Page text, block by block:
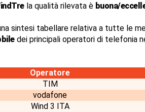
la qualità rilevata è buona/
sintesi tabellare relativa a tutte le
dei principali operatori di telefonia
Operatore
TIM
vodafone
Wind 3 ITA